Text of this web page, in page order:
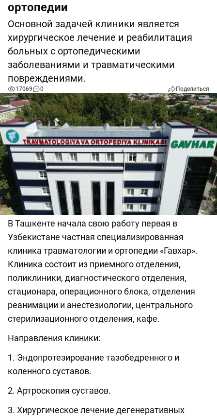
ортопедии
Основной задачей клиники является
хирургическое лечение и реабилитация
больных с ортопедическими
заболеваниями и травматическими
повреждениями.
17069 0 Поделиться
В Ташкенте начала свою работу первая в
Узбекистане частная специализированная
клиника травматологии и ортопедии «Гавхар».
Клиника состоит из приемного отделения,
поликлиники, диагностического отделения,
стационара, операционного блока, отделения
реанимации и анестезиологии, центрального
стерилизационного отделения, кафе.
Направления клиники:
1. Эндопротезирование тазобедренного и
коленного суставов.
2. Артроскопия суставов.
3. Хирургическое лечение дегенеративных